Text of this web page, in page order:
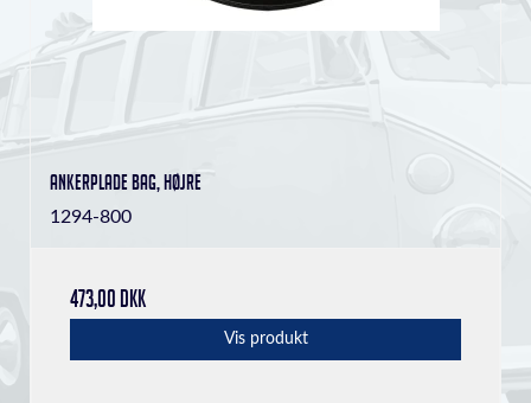
Ankerplade bag, højre
1294-800
473,00 DKK
Vis produkt